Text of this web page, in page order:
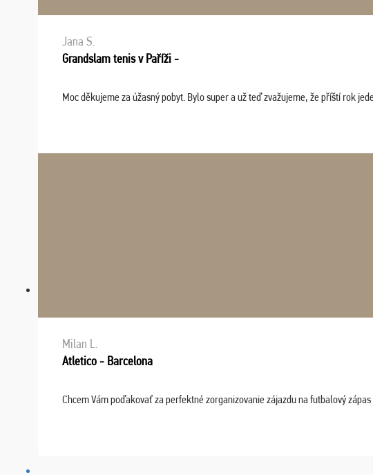
Jana S.
Grandslam tenis v Paříži -
Moc děkujeme za úžasný pobyt. Bylo super a už teď zvažujeme, že příští rok
Milan L.
Atletico - Barcelona
Chcem Vám poďakovať za perfektné zorganizovanie zájazdu na futbalový